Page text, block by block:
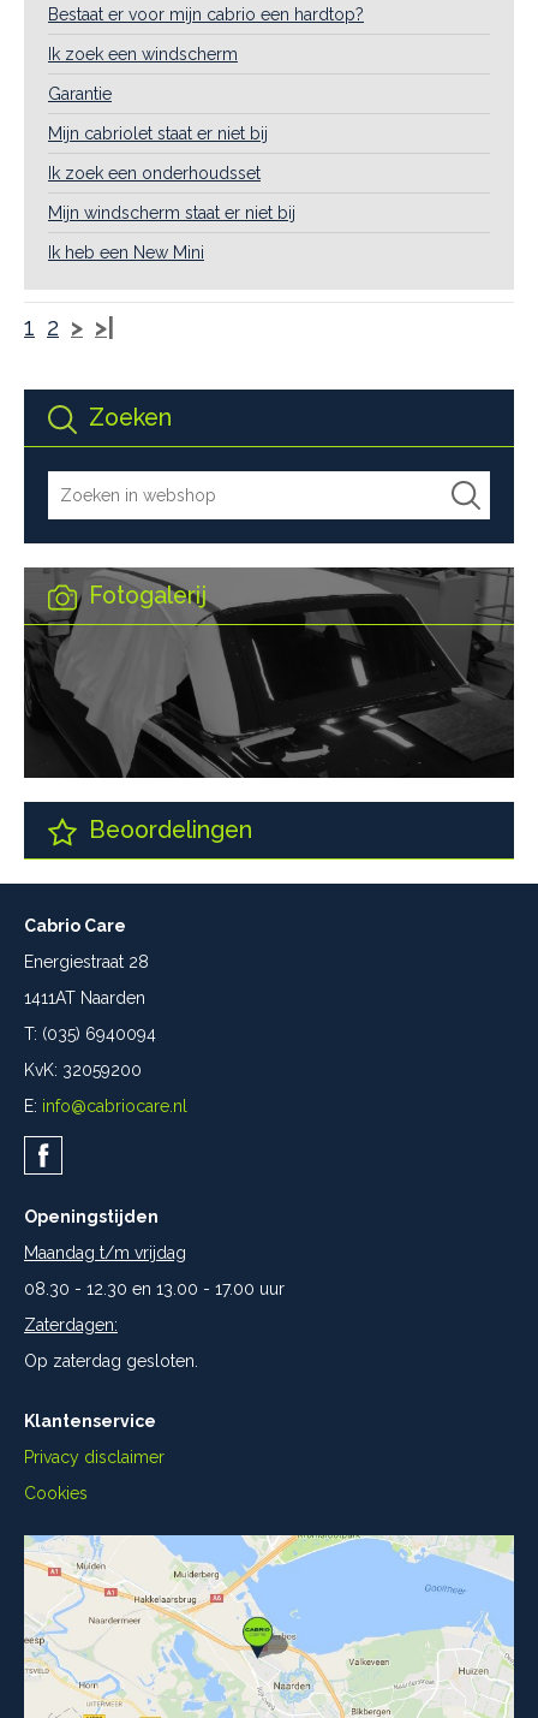
Zoeken
Fotogalerij
Beoordelingen
Bestaat er voor mijn cabrio een hardtop?
Ik zoek een windscherm
Garantie
Mijn cabriolet staat er niet bij
Ik zoek een onderhoudsset
Mijn windscherm staat er niet bij
Ik heb een New Mini
1 2 > >|
Cabrio Care
Energiestraat 28
1411AT Naarden
T: (035) 6940094
KvK: 32059200
E: info@cabriocare.nl
Openingstijden
Maandag t/m vrijdag
08.30 - 12.30 en 13.00 - 17.00 uur
Zaterdagen:
Op zaterdag gesloten.
Klantenservice
Privacy disclaimer
Cookies